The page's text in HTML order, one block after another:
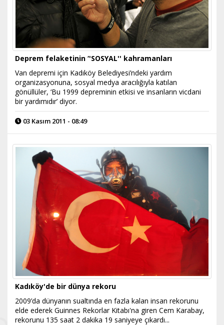
Deprem felaketinin ‘'SOSYAL'' kahramanları
Van depremi için Kadıköy Belediyesi’ndeki yardım
organizasyonuna, sosyal medya aracılığıyla katılan
gönüllüler, ‘Bu 1999 depreminin etkisi ve insanların vicdani
bir yardımıdır’ diyor.
03 Kasım 2011 - 08:49
Kadıköy'de bir dünya rekoru
2009’da dünyanın sualtında en fazla kalan insan rekorunu
elde ederek Guinnes Rekorlar Kitabı'na giren Cem Karabay,
rekorunu 135 saat 2 dakika 19 saniyeye çıkardı...